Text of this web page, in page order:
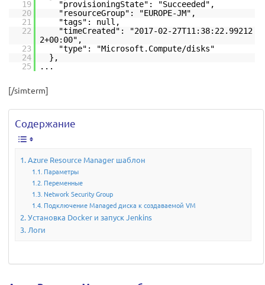
19
"provisioningState": "Succeeded",
20
"resourceGroup": "EUROPE-JM",
21
"tags": null,
22
"timeCreated": "2017-02-27T11:38:22.99212
2+00:00",
23
"type": "Microsoft.Compute/disks"
24
},
25
...
[/simterm]
Содержание
Azure Resource Manager шаблон
Параметры
Переменные
Network Security Group
Подключение Managed диска к создаваемой VM
Установка Docker и запуск Jenkins
Логи